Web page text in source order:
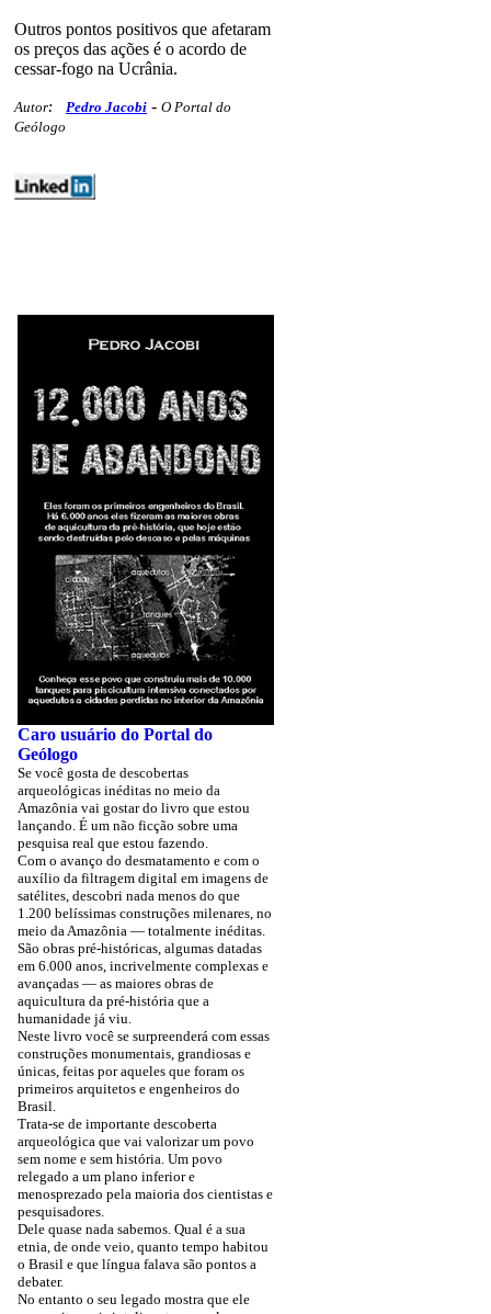
Outros pontos positivos que afetaram
os preços das ações é o acordo de
cessar-fogo na Ucrânia.
Autor: Pedro Jacobi - O Portal do
Geólogo
Caro usuário do Portal do
Geólogo
Se você gosta de descobertas
arqueológicas inéditas no meio da
Amazônia vai gostar do livro que estou
lançando. É um não ficção sobre uma
pesquisa real que estou fazendo.
Com o avanço do desmatamento e com o
auxílio da filtragem digital em imagens de
satélites, descobri nada menos do que
1.200 belíssimas construções milenares, no
meio da Amazônia — totalmente inéditas.
São obras pré-históricas, algumas datadas
em 6.000 anos, incrivelmente complexas e
avançadas — as maiores obras de
aquicultura da pré-história que a
humanidade já viu.
Neste livro você se surpreenderá com essas
construções monumentais, grandiosas e
únicas, feitas por aqueles que foram os
primeiros arquitetos e engenheiros do
Brasil.
Trata-se de importante descoberta
arqueológica que vai valorizar um povo
sem nome e sem história. Um povo
relegado a um plano inferior e
menosprezado pela maioria dos cientistas e
pesquisadores.
Dele quase nada sabemos. Qual é a sua
etnia, de onde veio, quanto tempo habitou
o Brasil e que língua falava são pontos a
debater.
No entanto o seu legado mostra que ele